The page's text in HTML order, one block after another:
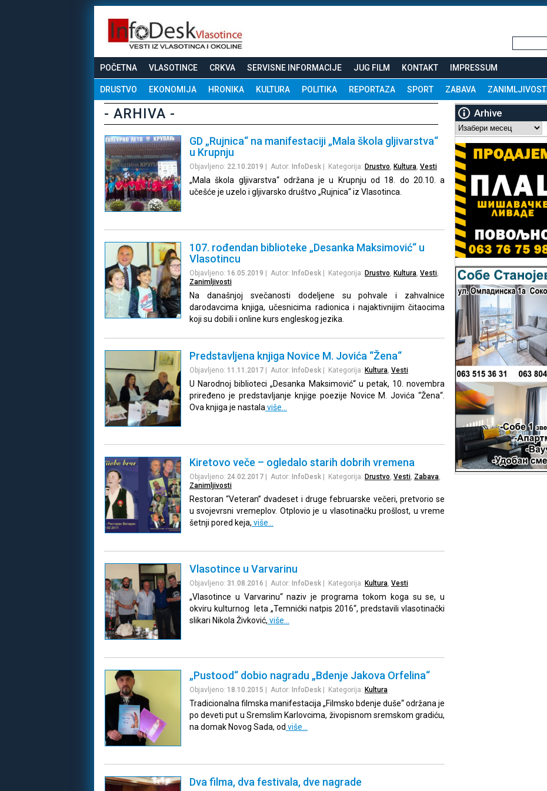
POČETNA VLASOTINCE CRKVA SERVISNE INFORMACIJE JUG FILM KONTAKT IMPRESSUM
DRUSTVO EKONOMIJA HRONIKA KULTURA POLITIKA REPORTAZA SPORT ZABAVA ZANIMLJIVOSTI
- ARHIVA -
GD „Rujnica“ na manifestaciji „Mala škola gljivarstva“
u Krupnju
Objavljeno: 22.10.2019 | Autor: InfoDesk| Kategorija: Drustvo Kultura, Vesti
„Mala škola gljivarstva“ održana je u Krupnju od 18. do 20.10. a
učešće je uzelo i gljivarsko društvo „Rujnica“ iz Vlasotinca.
107. rođendan biblioteke „Desanka Maksimović“ u
Vlasotincu
Objavljeno: 16.05.2019 | Autor: InfoDesk| Kategorija: Drustvo, Kultura, Vesti,
Zanimljivosti
Na današnjoj svečanosti dodeljene su pohvale i zahvalnice
darodavcima knjiga, učesnicima radionica i najaktivnijim čitaocima
koji su dobili i online kurs engleskog jezika.
Predstavljena knjiga Novice M. Jovića “Žena“
Objavljeno: 11.11.2017| Autor: InfoDesk| Kategorija: Kultura, Vesti
U Narodnoj biblioteci „Desanka Maksimović“ u petak, 10. novembra
priređeno je predstavljanje knjige poezije Novice M. Jovića “Žena“.
Ova knjiga je nastala više…
Kiretovo veče – ogledalo starih dobrih vremena
Objavljeno: 24.02.2017| Autor: InfoDesk| Kategorija: Drustvo, Vesti, Zabava,
Zanimljivosti
Restoran “Veteran” dvadeset i druge februarske večeri, pretvorio se
u svojevrsni vremeplov. Otplovio je u vlasotinačku prošlost, u vreme
šetnji pored keja, više…
Vlasotince u Varvarinu
Objavljeno: 31.08.2016 | Autor: InfoDesk| Kategorija: Kultura, Vesti
„Vlasotince u Varvarinu“ naziv je programa tokom koga su se, u
okviru kulturnog leta „Temnićki natpis 2016“, predstavili vlasotinački
slikari Nikola Živković, više…
„Pustood“ dobio nagradu „Bdenje Jakova Orfelina“
Objavljeno: 18.10.2015 | Autor: InfoDesk| Kategorija: Kultura
Tradicionalna filmska manifestacija „Filmsko bdenje duše“ održana je
po deveti put u Sremslim Karlovcima, živopisnom sremskom gradiću,
na domak Novog Sada, od više…
Dva filma, dva festivala, dve nagrade
Arhive
Arhive